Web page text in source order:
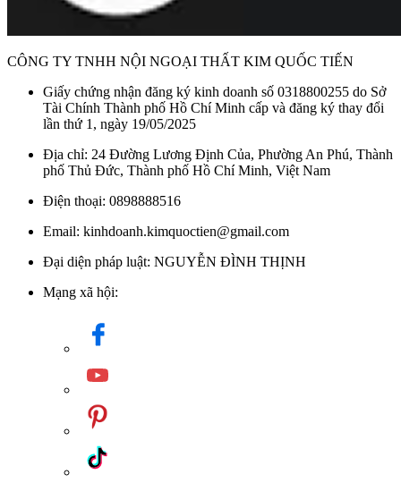
CÔNG TY TNHH NỘI NGOẠI THẤT KIM QUỐC TIẾN
Giấy chứng nhận đăng ký kinh doanh số 0318800255 do Sở
Tài Chính Thành phố Hồ Chí Minh cấp và đăng ký thay đổi
lần thứ 1, ngày 19/05/2025
Địa chỉ: 24 Đường Lương Định Của, Phường An Phú, Thành
phố Thủ Đức, Thành phố Hồ Chí Minh, Việt Nam
Điện thoại: 0898888516
Email: kinhdoanh.kimquoctien@gmail.com
Đại diện pháp luật: NGUYỄN ĐÌNH THỊNH
Mạng xã hội: